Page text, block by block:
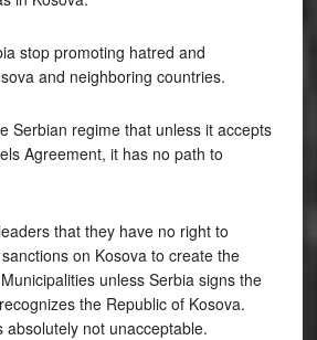
stop promoting hatred and
and neighboring countries.
Serbian regime that unless it accepts
Agreement, it has no path to
that they have no right to
on Kosova to create the
unless Serbia signs the
the Republic of Kosova.
absolutely not unacceptable.